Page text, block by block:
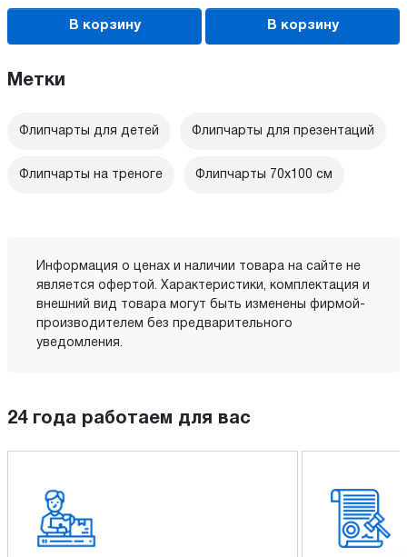
В корзину В корзину
Метки
Флипчарты для детей Флипчарты для презентаций
Флипчарты на треноге Флипчарты 70x100 см
Информация о ценах и наличии товара на сайте не
является офертой. Характеристики, комплектация и
внешний вид товара могут быть изменены фирмой-
производителем без предварительного
уведомления.
24 года работаем для вас